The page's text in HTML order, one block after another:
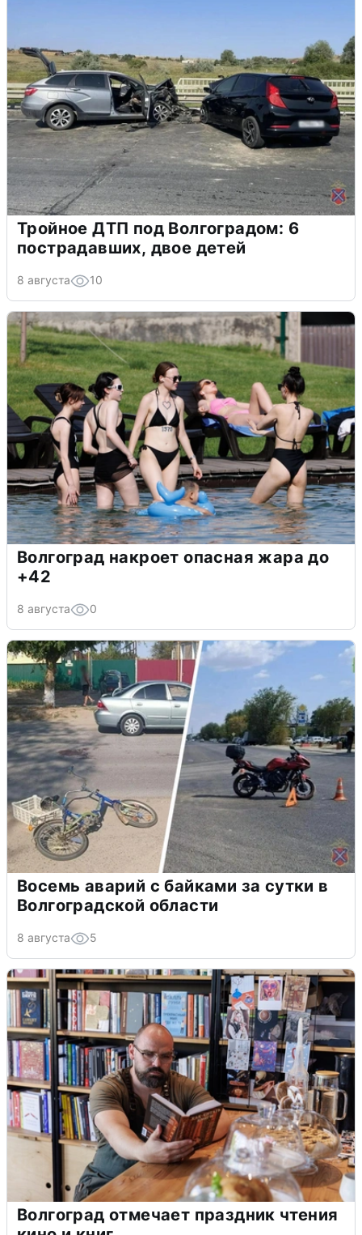
Тройное ДТП под Волгоградом: 6
пострадавших, двое детей
8 августа 10
Волгоград накроет опасная жара до
+42
8 августа 0
Восемь аварий с байками за сутки в
Волгоградской области
8 августа 5
Волгоград отмечает праздник чтения